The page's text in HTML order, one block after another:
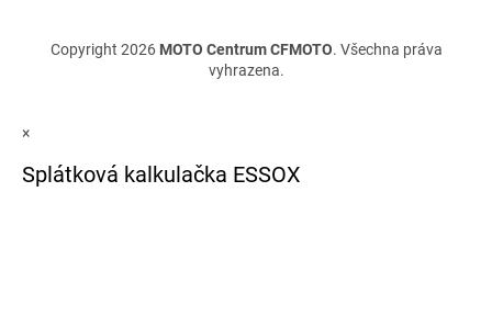
Copyright 2026 MOTO Centrum CFMOTO. Všechna práva
vyhrazena.
×
Splátková kalkulačka ESSOX